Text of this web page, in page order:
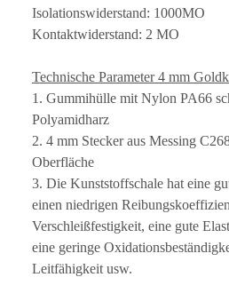
Isolationswiderstand: 1000MO
Kontaktwiderstand: 2 MO
Technische Parameter 4 mm
1. Gummihülle mit Nylon PA66
Polyamidharz
2. 4 mm Stecker aus Messing
Oberfläche
3. Die Kunststoffschale hat eine
einen niedrigen
Verschleißfestigkeit, eine gute
eine geringe
Leitfähigkeit usw.